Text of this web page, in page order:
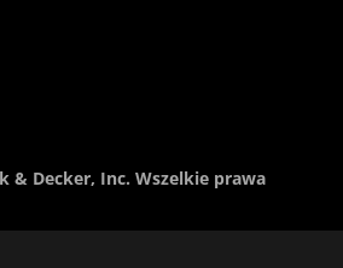
& Decker, Inc. Wszelkie prawa